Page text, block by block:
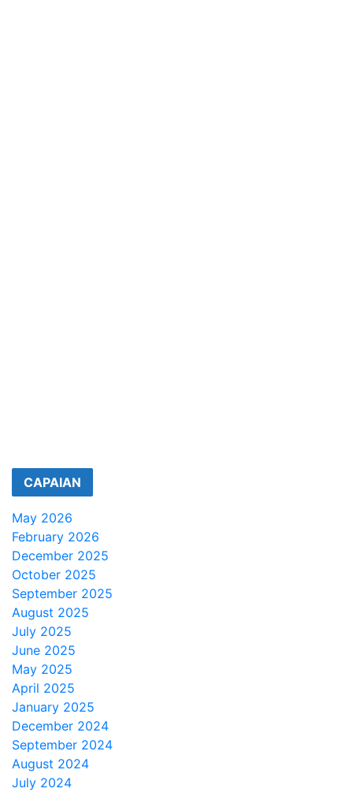
CAPAIAN
May 2026
February 2026
December 2025
October 2025
September 2025
August 2025
July 2025
June 2025
May 2025
April 2025
January 2025
December 2024
September 2024
August 2024
July 2024